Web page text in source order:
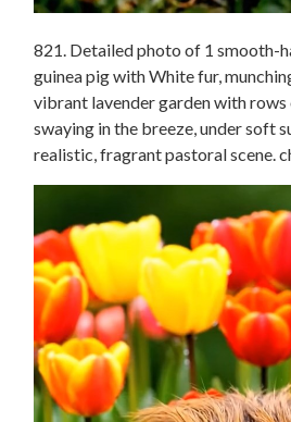
821. Detailed photo of 1 smooth-
guinea pig with White fur,
vibrant lavender garden with
swaying in the breeze, under soft
realistic, fragrant pastoral scene.